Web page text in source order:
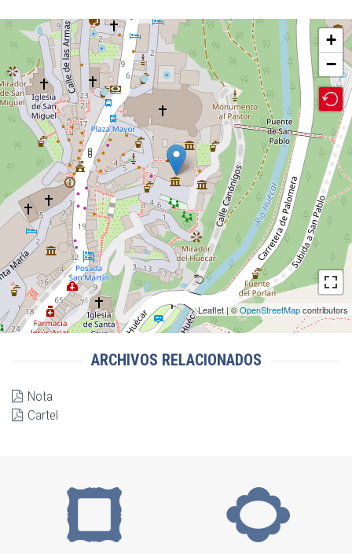
+
−
Leaflet | ©OpenStreetMapcontributors
ARCHIVOS RELACIONADOS
Nota
Cartel